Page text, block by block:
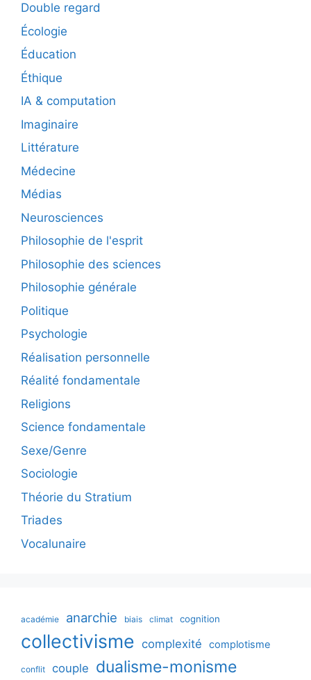
Double regard
Écologie
Éducation
Éthique
IA & computation
Imaginaire
Littérature
Médecine
Médias
Neurosciences
Philosophie de l'esprit
Philosophie des sciences
Philosophie générale
Politique
Psychologie
Réalisation personnelle
Réalité fondamentale
Religions
Science fondamentale
Sexe/Genre
Sociologie
Théorie du Stratium
Triades
Vocalunaire
académie anarchie biais climat cognition
collectivisme complexité complotisme
conflit couple dualisme-monisme